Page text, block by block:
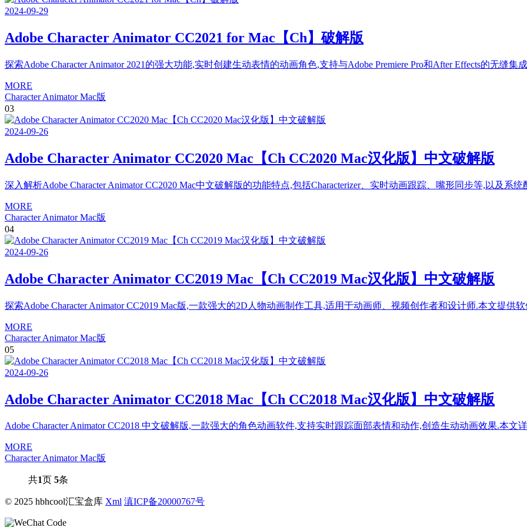
2024-09-29
Adobe Character Animator CC2021 for Mac【Ch】破解版
探索Adobe Character Animator 2021的强大功能,实时创建生动表情的动画角色,支持与Adobe Premiere Pro和After Effects的无缝集
MORE
Character Animator Mac版
03
2024-09-26
Adobe Character Animator CC2020 Mac【Ch CC2020 Mac汉化版】中文破解版
深入解析Adobe Character Animator CC2020 Mac中文破解版的功能特点,包括Characterizer、实时动画跟踪、嘴形同步等,以及系
MORE
Character Animator Mac版
04
2024-09-26
Adobe Character Animator CC2019 Mac【Ch CC2019 Mac汉化版】中文破解版
探索Adobe Character Animator CC2019 Mac版,一款强大的2D人物动画制作工具,适用于动画师、视频创作者和设计师.本文提供
MORE
Character Animator Mac版
05
2024-09-26
Adobe Character Animator CC2018 Mac【Ch CC2018 Mac汉化版】中文破解版
Adobe Character Animator CC2018 中文破解版,一款强大的角色动画软件,支持实时跟踪面部表情和动作,创造生动动画效果.本文
MORE
Character Animator Mac版
共1页 5条
© 2025 hbhcool汇宝盒库 Xml 滇ICP备20000767号